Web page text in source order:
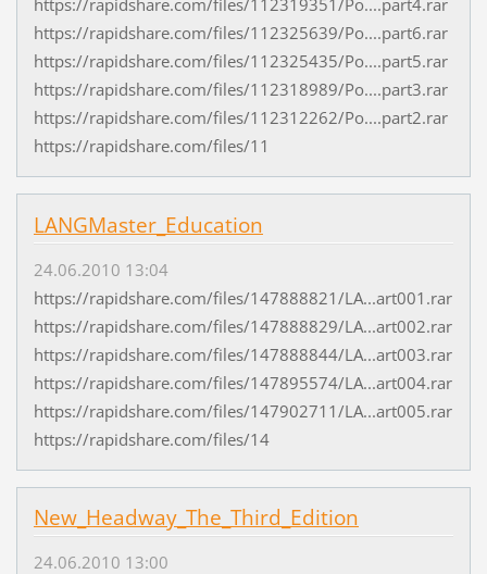
https://rapidshare.com/files/112319351/Po....part4.rar
https://rapidshare.com/files/112325639/Po....part6.rar
https://rapidshare.com/files/112325435/Po....part5.rar
https://rapidshare.com/files/112318989/Po....part3.rar
https://rapidshare.com/files/112312262/Po....part2.rar
https://rapidshare.com/files/11
LANGMaster_Education
24.06.2010 13:04
https://rapidshare.com/files/147888821/LA...art001.rar
https://rapidshare.com/files/147888829/LA...art002.rar
https://rapidshare.com/files/147888844/LA...art003.rar
https://rapidshare.com/files/147895574/LA...art004.rar
https://rapidshare.com/files/147902711/LA...art005.rar
https://rapidshare.com/files/14
New_Headway_The_Third_Edition
24.06.2010 13:00